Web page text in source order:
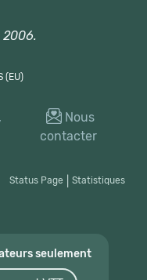
2006.
(EU)
Nous
contacter
Status Page Statistiques
seulement